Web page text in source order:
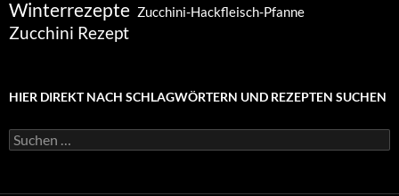
Winterrezepte Zucchini-Hackfleisch-Pfanne
Zucchini Rezept
HIER DIREKT NACH SCHLAGWÖRTERN UND REZEPTEN SUCHEN
Suchen
nach: